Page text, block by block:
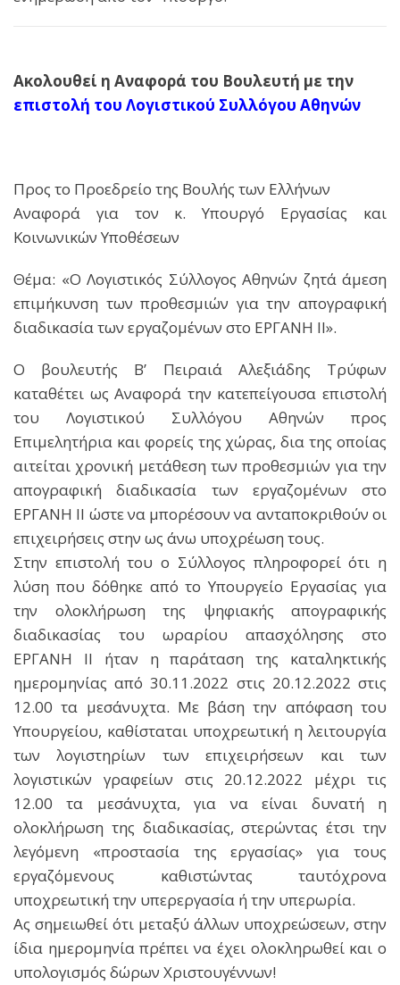
Ακολουθεί η Αναφορά του Βουλευτή με την
επιστολή του Λογιστικού Συλλόγου Αθηνών
Προς το Προεδρείο της Βουλής των Ελλήνων
Αναφορά για τον κ. Υπουργό Εργασίας και
Κοινωνικών Υποθέσεων
Θέμα: «Ο Λογιστικός Σύλλογος Αθηνών ζητά άμεση
επιμήκυνση των προθεσμιών για την απογραφική
διαδικασία των εργαζομένων στο ΕΡΓΑΝΗ ΙΙ».
Ο βουλευτής Β’ Πειραιά Αλεξιάδης Τρύφων
καταθέτει ως Αναφορά την κατεπείγουσα επιστολή
του Λογιστικού Συλλόγου Αθηνών προς
Επιμελητήρια και φορείς της χώρας, δια της οποίας
αιτείται χρονική μετάθεση των προθεσμιών για την
απογραφική διαδικασία των εργαζομένων στο
ΕΡΓΑΝΗ ΙΙ ώστε να μπορέσουν να ανταποκριθούν οι
επιχειρήσεις στην ως άνω υποχρέωση τους.
Στην επιστολή του ο Σύλλογος πληροφορεί ότι η
λύση που δόθηκε από το Υπουργείο Εργασίας για
την ολοκλήρωση της ψηφιακής απογραφικής
διαδικασίας του ωραρίου απασχόλησης στο
ΕΡΓΑΝΗ ΙΙ ήταν η παράταση της καταληκτικής
ημερομηνίας από 30.11.2022 στις 20.12.2022 στις
12.00 τα μεσάνυχτα. Με βάση την απόφαση του
Υπουργείου, καθίσταται υποχρεωτική η λειτουργία
των λογιστηρίων των επιχειρήσεων και των
λογιστικών γραφείων στις 20.12.2022 μέχρι τις
12.00 τα μεσάνυχτα, για να είναι δυνατή η
ολοκλήρωση της διαδικασίας, στερώντας έτσι την
λεγόμενη «προστασία της εργασίας» για τους
εργαζόμενους καθιστώντας ταυτόχρονα
υποχρεωτική την υπερεργασία ή την υπερωρία.
Ας σημειωθεί ότι μεταξύ άλλων υποχρεώσεων, στην
ίδια ημερομηνία πρέπει να έχει ολοκληρωθεί και ο
υπολογισμός δώρων Χριστουγέννων!